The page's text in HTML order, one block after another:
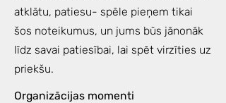
atklātu, patiesu- spēle pieņem tikai
šos noteikumus, un jums būs jānonāk
līdz savai patiesībai, lai spēt virzīties uz
priekšu.
Organizācijas momenti